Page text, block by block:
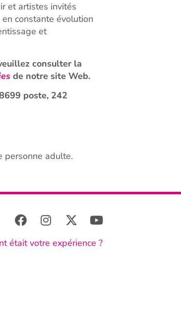
et artistes invités
constante évolution
et
consulter la
de notre site Web.
poste, 242
personne adulte.
était votre expérience ?